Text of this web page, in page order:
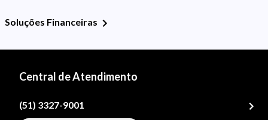
Soluções Financeiras
Central de Atendimento
(51) 3327-9001